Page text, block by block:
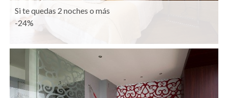
Si te quedas 2 noches o más
-24%